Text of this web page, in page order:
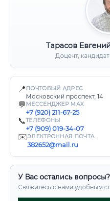
Тарасов
Доцент,
📍 ПОЧТОВЫЙ АДРЕС
Московский проспект, 14
💬 МЕССЕНДЖЕР MAX
+7 (920) 211-67-25
📞ТЕЛЕФОНЫ
+7 (909) 019-34-07
✉️ЭЛЕКТРОННАЯ ПОЧТА
382652@mail.ru
У Вас остались вопросы?
Свяжитесь с нами удобным